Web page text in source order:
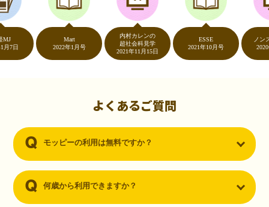
のポイントとモッピーのポイントが二重で貯まることを知り、ビック
リ…！いつものネットショッピングをモッピーを経由するだけでポイ
ントが貯まるなんて…もっと早く教えてほしかった～！貯まったポイ
ントはギフト券に交換して、プチ贅沢を楽しんでます♪
（30代・男性）
ーを知りました。クレジットカードを発行するだけでポイントが貯ま
るならと無料登録して、クレジットカードの発行やアプリダウンロー
2022年1月号
内村カレンの
超社会科見学
2021年11月15日
2021年10月号
ノンストッ
2020年5月
よくあるご質問
モッピーの利用は無料ですか？
何歳から利用できますか？